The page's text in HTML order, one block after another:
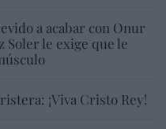
a acabar con Onur
Soler le exige que le
¡Viva Cristo Rey!